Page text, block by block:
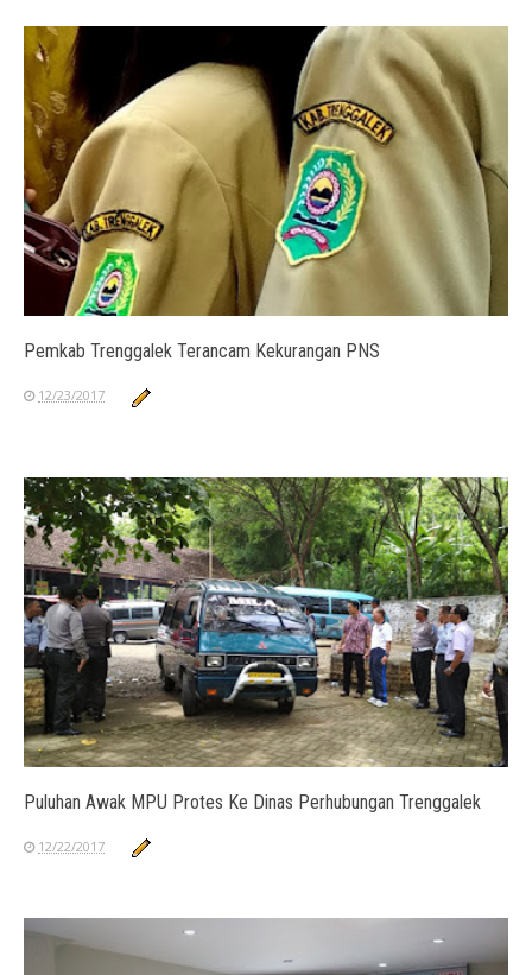
Pemkab Trenggalek Terancam Kekurangan PNS
12/23/2017
Puluhan Awak MPU Protes Ke Dinas Perhubungan Trenggalek
12/22/2017